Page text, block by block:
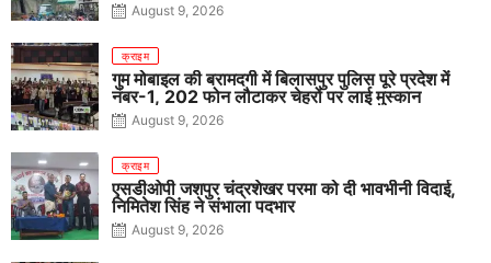
August 9, 2026
क्राइम
गुम मोबाइल की बरामदगी में बिलासपुर पुलिस पूरे प्रदेश में
नंबर-1, 202 फोन लौटाकर चेहरों पर लाई मुस्कान
August 9, 2026
क्राइम
एसडीओपी जशपुर चंद्रशेखर परमा को दी भावभीनी विदाई,
निमितेश सिंह ने संभाला पदभार
August 9, 2026